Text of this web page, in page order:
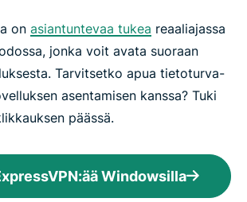
on asiantuntevaa tukea reaaliajassa
jonka voit avata suoraan
Tarvitsetko apua tietoturva-
asentamisen kanssa? Tuki
päässä.
Windowsilla